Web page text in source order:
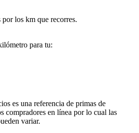
los km que recorres.
para tu:
es una referencia de primas de
compradores en línea por lo cual las
variar.